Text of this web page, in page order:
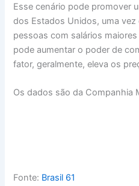
Esse cenário pode promover
dos Estados Unidos, uma vez
pessoas com salários
pode aumentar o poder de
fator, geralmente, eleva os
Os dados são da Companhia
Fonte: Brasil 61